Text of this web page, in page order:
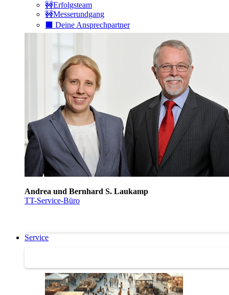
🚧Erfolgsteam
🚧Messerundgang
⬛️ Deine Ansprechpartner
Andrea und Bernhard S. Laukamp
TT-Service-Büro
Service